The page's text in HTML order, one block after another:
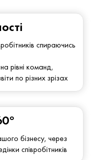
спираючись
рівні команд,
по різних зрізах
бізнесу, через
співробітників